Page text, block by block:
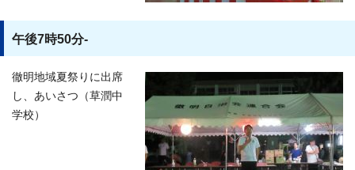
午後7時50分-
徹明地域夏祭りに出席
し、あいさつ（草潤中
学校）